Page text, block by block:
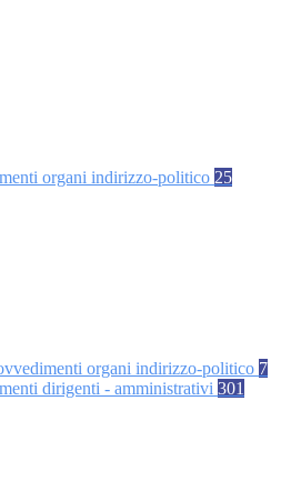
organi indirizzo-politico 25
organi indirizzo-politico 7
dirigenti - amministrativi 301